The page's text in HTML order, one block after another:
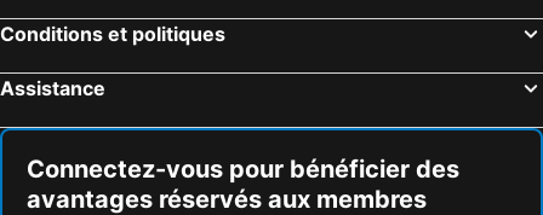
Conditions et politiques
Assistance
Connectez-vous pour bénéficier des
avantages réservés aux membres